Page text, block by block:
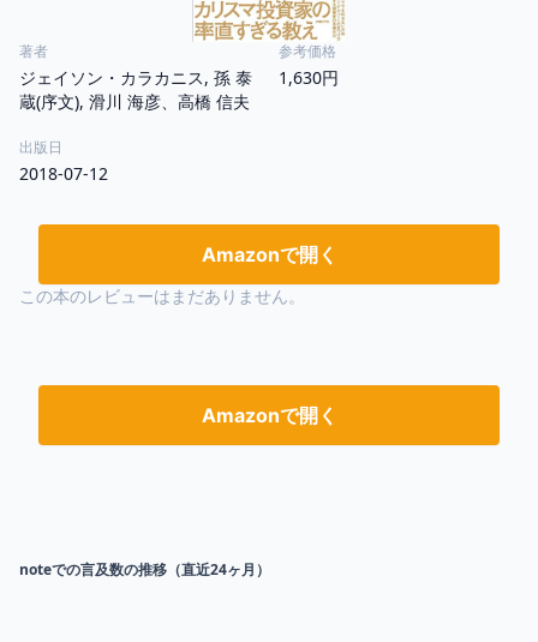
著者
ジェイソン・カラカニス, 孫 泰
蔵(序文), 滑川 海彦、高橋 信夫
参考価格
1,630円
出版日
2018-07-12
Amazonで開く
この本のレビューはまだありません。
Amazonで開く
noteでの言及数の推移（直近24ヶ月）